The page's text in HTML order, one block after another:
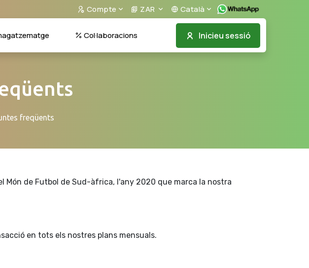
Compte ZAR Català
Inicieu sessió
Col·laboracions
freqüents
Món de Futbol de Sud-àfrica, l'any 2020 que marca la nostra
en tots els nostres plans mensuals.